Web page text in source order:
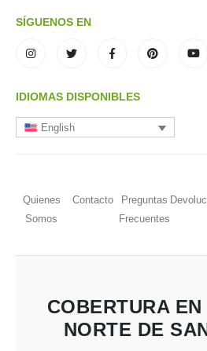
SÍGUENOS EN
IDIOMAS DISPONIBLES
English
Quienes
Somos
Contacto
Preguntas
Frecuentes
COBERTURA
NORTE DE